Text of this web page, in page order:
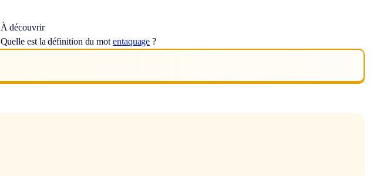
À découvrir
Quelle est la définition du motentaquage ?